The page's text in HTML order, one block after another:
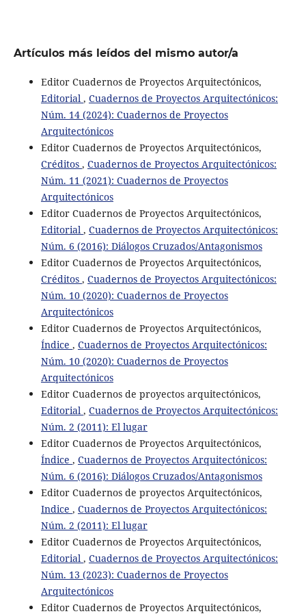
Artículos más leídos del mismo autor/a
Editor Cuadernos de Proyectos Arquitectónicos,
Editorial , Cuadernos de Proyectos Arquitectónicos:
Núm. 14 (2024): Cuadernos de Proyectos
Arquitectónicos
Editor Cuadernos de Proyectos Arquitectónicos,
Créditos , Cuadernos de Proyectos Arquitectónicos:
Núm. 11 (2021): Cuadernos de Proyectos
Arquitectónicos
Editor Cuadernos de Proyectos Arquitectónicos,
Editorial , Cuadernos de Proyectos Arquitectónicos:
Núm. 6 (2016): Diálogos Cruzados/Antagonismos
Editor Cuadernos de Proyectos Arquitectónicos,
Créditos , Cuadernos de Proyectos Arquitectónicos:
Núm. 10 (2020): Cuadernos de Proyectos
Arquitectónicos
Editor Cuadernos de Proyectos Arquitectónicos,
Índice , Cuadernos de Proyectos Arquitectónicos:
Núm. 10 (2020): Cuadernos de Proyectos
Arquitectónicos
Editor Cuadernos de proyectos arquitectónicos,
Editorial , Cuadernos de Proyectos Arquitectónicos:
Núm. 2 (2011): El lugar
Editor Cuadernos de Proyectos Arquitectónicos,
Índice , Cuadernos de Proyectos Arquitectónicos:
Núm. 6 (2016): Diálogos Cruzados/Antagonismos
Editor Cuadernos de proyectos Arquitectónicos,
Indice , Cuadernos de Proyectos Arquitectónicos:
Núm. 2 (2011): El lugar
Editor Cuadernos de Proyectos Arquitectónicos,
Editorial , Cuadernos de Proyectos Arquitectónicos:
Núm. 13 (2023): Cuadernos de Proyectos
Arquitectónicos
Editor Cuadernos de Proyectos Arquitectónicos,